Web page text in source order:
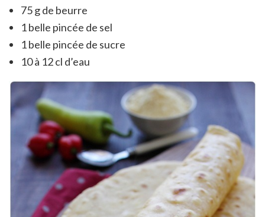
75 g de beurre
1 belle pincée de sel
1 belle pincée de sucre
10 à 12 cl d’eau